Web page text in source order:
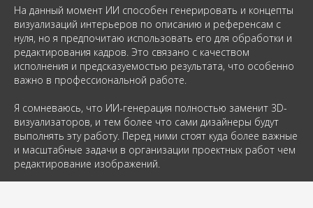
На данный момент ИИ способен генерировать и концепты
визуализаций интерьеров по описанию и референсам с
нуля, но я предпочитаю использовать его для обработки и
редактирования кадров. Это связано с качеством
исполнения и предсказуемостью результата, что особенно
важно в профессиональной работе.
Я сомневаюсь, что ИИ-генерация полностью заменит 3D-
визуализаторов, и тем более что сами дизайнеры будут
выполнять эту работу. Перед ними стоят куда более важные
и масштабные задачи в организации проектных работ чем
редактирование изображений.